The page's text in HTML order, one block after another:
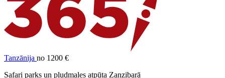
Tanzānija no 1200 €
Safari parks un pludmales atpūta Zanzibarā